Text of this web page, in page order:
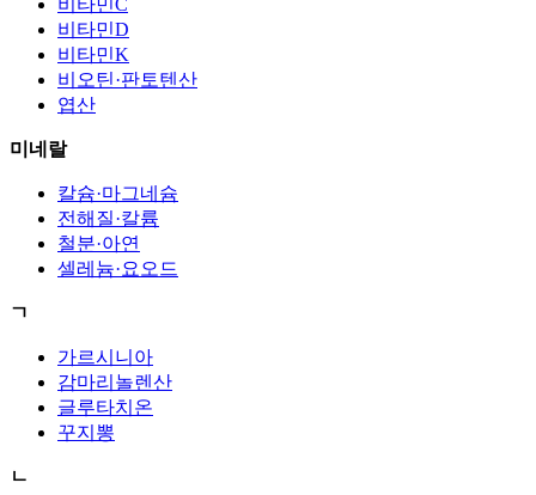
비타민D
비타민K
비오틴·판토텐산
엽산
미네랄
칼슘·마그네슘
전해질·칼륨
철분·아연
셀레늄·요오드
ㄱ
가르시니아
감마리놀렌산
글루타치온
꾸지뽕
ㄴ